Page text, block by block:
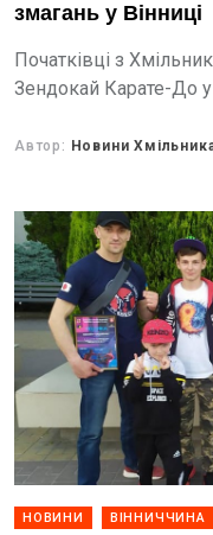
змагань у Вінниці
Початківці з
Зендокай Карате-До у
Автор: Новини
НОВИНИ ВІННИЧЧИНА